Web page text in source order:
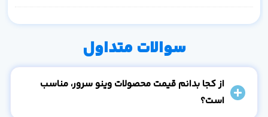
سوالات متداول
از کجا بدانم قیمت محصولات وینو سرور، مناسب
است؟